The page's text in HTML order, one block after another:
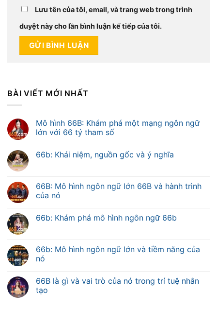
Lưu tên của tôi, email, và trang web trong trình
duyệt này cho lần bình luận kế tiếp của tôi.
BÀI VIẾT MỚI NHẤT
Mô hình 66B: Khám phá một mạng ngôn ngữ
lớn với 66 tỷ tham số
66b: Khái niệm, nguồn gốc và ý nghĩa
66B: Mô hình ngôn ngữ lớn 66B và hành trình
của nó
66b: Khám phá mô hình ngôn ngữ 66b
66b: Mô hình ngôn ngữ lớn và tiềm năng của
nó
66B là gì và vai trò của nó trong trí tuệ nhân
tạo